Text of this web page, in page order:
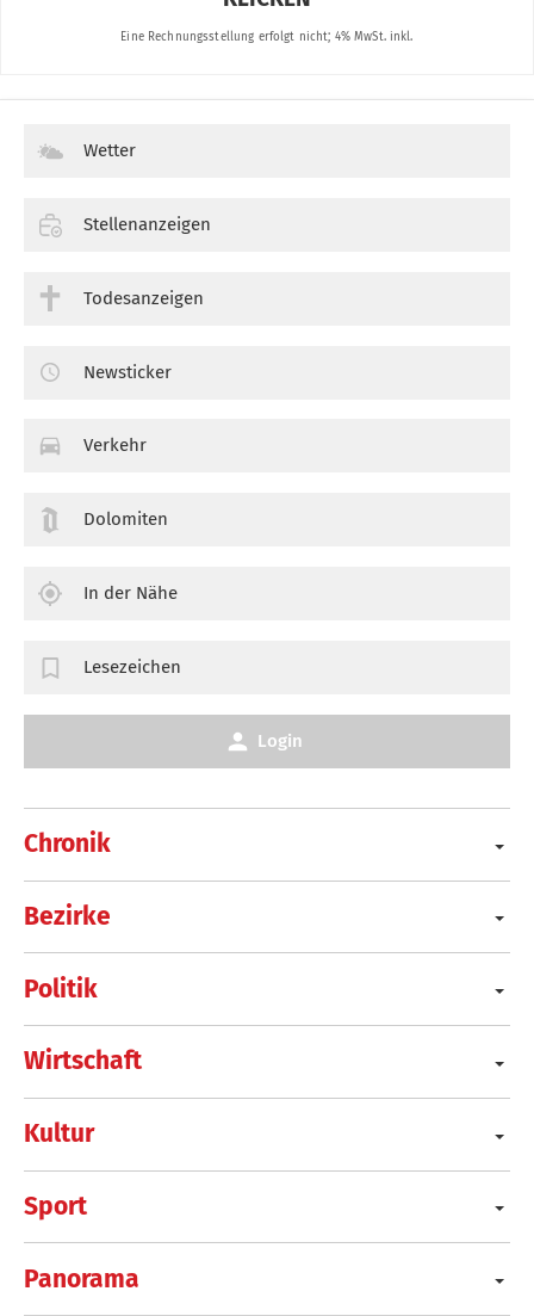
Chronik
Bezirke
Politik
Wirtschaft
Kultur
Sport
Panorama
Wetter
Stellenanzeigen
Todesanzeigen
Newsticker
Verkehr
Dolomiten
In der Nähe
Lesezeichen
Login